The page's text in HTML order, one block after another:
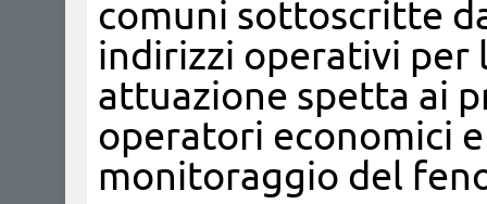
comuni sottoscritte
indirizzi operativi per
attuazione spetta ai
operatori economici
monitoraggio del